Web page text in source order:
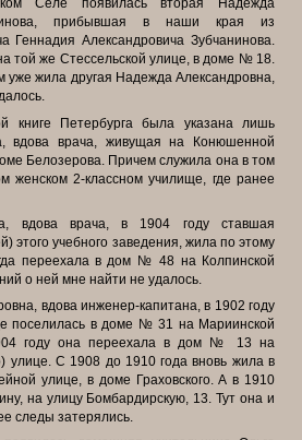
Селе появилась вторая Надежда
прибывшая в наши края из
Геннадия Александровича Зубчанинова.
той же Стессельской улице, в доме № 18.
уже жила другая Надежда Александровна,
книге Петербурга была указана лишь
вдова врача, живущая на Конюшенной
Белозерова. Причем служила она в том
женском 2-классном училище, где ранее
вдова врача, в 1904 году ставшая
этого учебного заведения, жила по этому
переехала в дом № 48 на Колпинской
о ней мне найти не удалось.
вдова инженер-капитана, в 1902 году
поселилась в доме № 31 на Мариинской
году она переехала в дом № 13 на
улице. С 1908 до 1910 года вновь жила в
улице, в доме Граховского. А в 1910
на улицу Бомбардирскую, 13. Тут она и
следы затерялись.